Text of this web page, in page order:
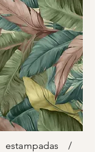
estampadas /